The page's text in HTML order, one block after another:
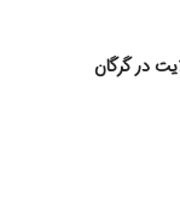
در گرگان